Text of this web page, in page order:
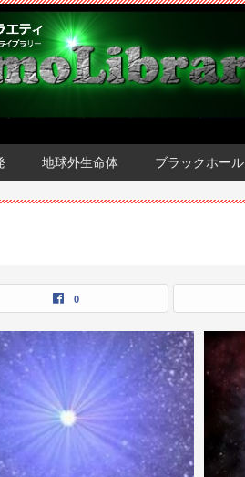
地球外生命体 ブラックホール
0